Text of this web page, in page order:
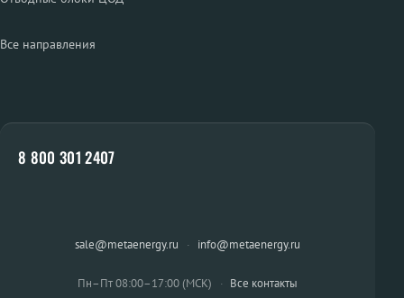
Все направления
8 800 301 2407
sale@metaenergy.ru · info@metaenergy.ru
Пн–Пт 08:00–17:00 (МСК) · Все контакты